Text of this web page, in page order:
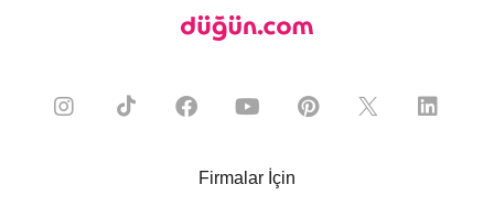
Firmalar İçin